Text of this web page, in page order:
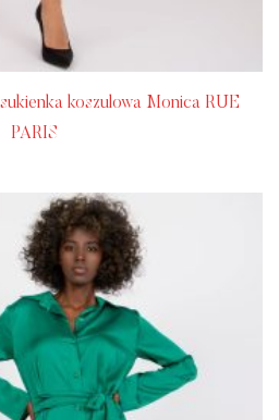
koszulowa Monica RUE
PARIS